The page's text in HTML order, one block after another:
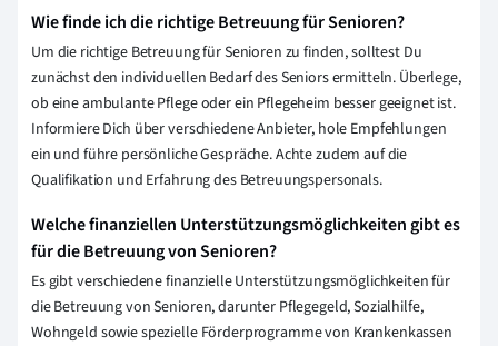
Wie finde ich die richtige Betreuung für Senioren?
Um die richtige Betreuung für Senioren zu finden, solltest Du
zunächst den individuellen Bedarf des Seniors ermitteln. Überlege,
ob eine ambulante Pflege oder ein Pflegeheim besser geeignet ist.
Informiere Dich über verschiedene Anbieter, hole Empfehlungen
ein und führe persönliche Gespräche. Achte zudem auf die
Qualifikation und Erfahrung des Betreuungspersonals.
Welche finanziellen Unterstützungsmöglichkeiten gibt es
für die Betreuung von Senioren?
Es gibt verschiedene finanzielle Unterstützungsmöglichkeiten für
die Betreuung von Senioren, darunter Pflegegeld, Sozialhilfe,
Wohngeld sowie spezielle Förderprogramme von Krankenkassen